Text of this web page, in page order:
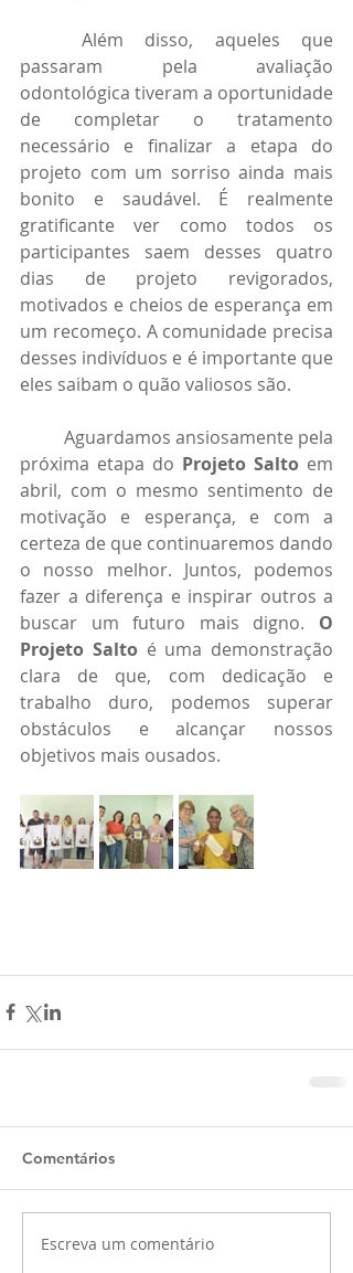
passaram pela avaliação
odontológica tiveram a oportunidade
de completar o tratamento
necessário e finalizar a etapa do
projeto com um sorriso ainda mais
bonito e saudável. É realmente
gratificante ver como todos os
participantes saem desses quatro
dias de projeto revigorados,
motivados e cheios de esperança em
um recomeço. A comunidade precisa
desses indivíduos e é importante que
eles saibam o quão valiosos são.
próxima etapa do Projeto Salto em
abril, com o mesmo sentimento de
motivação e esperança, e com a
certeza de que continuaremos dando
o nosso melhor. Juntos, podemos
fazer a diferença e inspirar outros a
buscar um futuro mais digno. O
Projeto Salto é uma demonstração
clara de que, com dedicação e
trabalho duro, podemos superar
obstáculos e alcançar nossos
objetivos mais ousados.
Comentários
Escreva um comentário